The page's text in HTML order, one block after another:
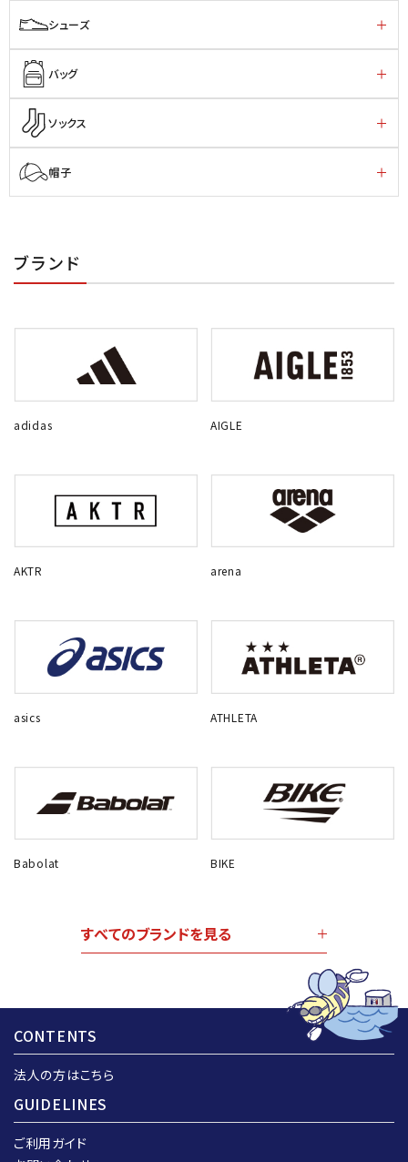
シューズ
バッグ
ソックス
帽子
ブランド
adidas AIGLE
AKTR arena
asics ATHLETA
Babolat BIKE
すべてのブランドを見る
CONTENTS
法人の方はこちら
GUIDELINES
ご利用ガイド